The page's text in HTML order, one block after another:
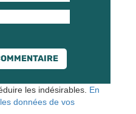
les indésirables. En
données de vos